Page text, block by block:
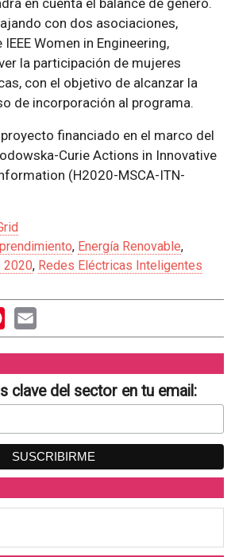
con dos asociaciones,
Women in Engineering,
la participación de mujeres
con el objetivo de alcanzar la
de incorporación al programa.
financiado en el marco del
Curie Actions in Innovative
(H2020-MSCA-ITN-
, Energía Renovable,
2020, Redes Eléctricas Inteligentes
PinterestEmail
clave del sector en tu email: